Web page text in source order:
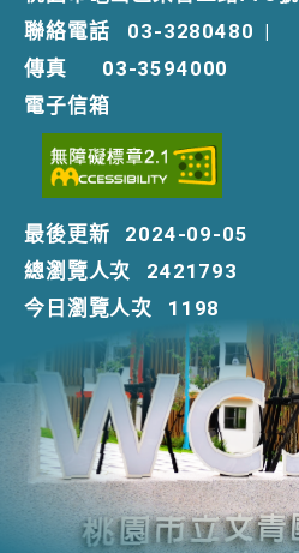
聯絡電話
03-3280480 |
傳真
03-3594000
電子信箱
最後更新
2024-09-05
總瀏覽人次
2421793
今日瀏覽人次
1198